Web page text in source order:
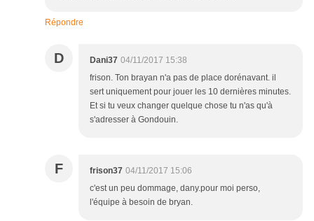
Répondre
D Dani37 04/11/2017 15:38
frison. Ton brayan n'a pas de place dorénavant. il
sert uniquement pour jouer les 10 dernières minutes.
Et si tu veux changer quelque chose tu n'as qu'à
s'adresser à Gondouin.
F frison37 04/11/2017 15:06
c'est un peu dommage, dany.pour moi perso,
l'équipe à besoin de bryan.